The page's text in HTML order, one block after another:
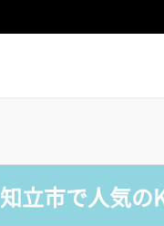
知立市で人気の